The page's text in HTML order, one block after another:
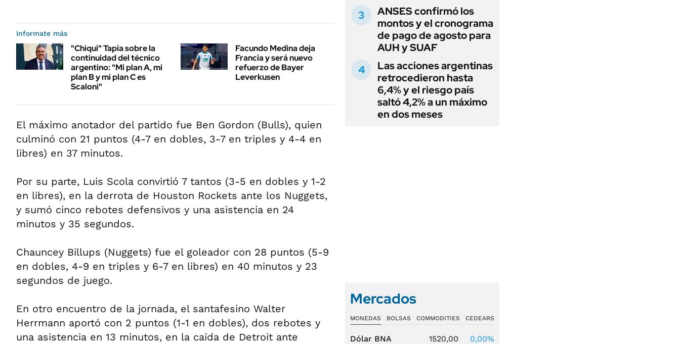
Informate más
"Chiqui" Tapia sobre la
continuidad del técnico
argentino: "Mi plan A, mi
plan B y mi plan C es
Scaloni"
Facundo Medina deja
Francia y será nuevo
refuerzo de Bayer
Leverkusen
El máximo anotador del partido fue Ben Gordon (Bulls), quien
culminó con 21 puntos (4-7 en dobles, 3-7 en triples y 4-4 en
libres) en 37 minutos.
Por su parte, Luis Scola convirtió 7 tantos (3-5 en dobles y 1-2
en libres), en la derrota de Houston Rockets ante los Nuggets,
y sumó cinco rebotes defensivos y una asistencia en 24
minutos y 35 segundos.
Chauncey Billups (Nuggets) fue el goleador con 28 puntos (5-9
en dobles, 4-9 en triples y 6-7 en libres) en 40 minutos y 23
segundos de juego.
En otro encuentro de la jornada, el santafesino Walter
Herrmann aportó con 2 puntos (1-1 en dobles), dos rebotes y
una asistencia en 13 minutos, en la caída de Detroit ante
ANSES confirmó los
montos y el cronograma
de pago de agosto para
AUH y SUAF
Las acciones argentinas
retrocedieron hasta
6,4% y el riesgo país
saltó 4,2% a un máximo
en dos meses
Mercados
MONEDAS BOLSAS COMMODITIES CEDEARS
Dólar BNA 1520,00
0,00%